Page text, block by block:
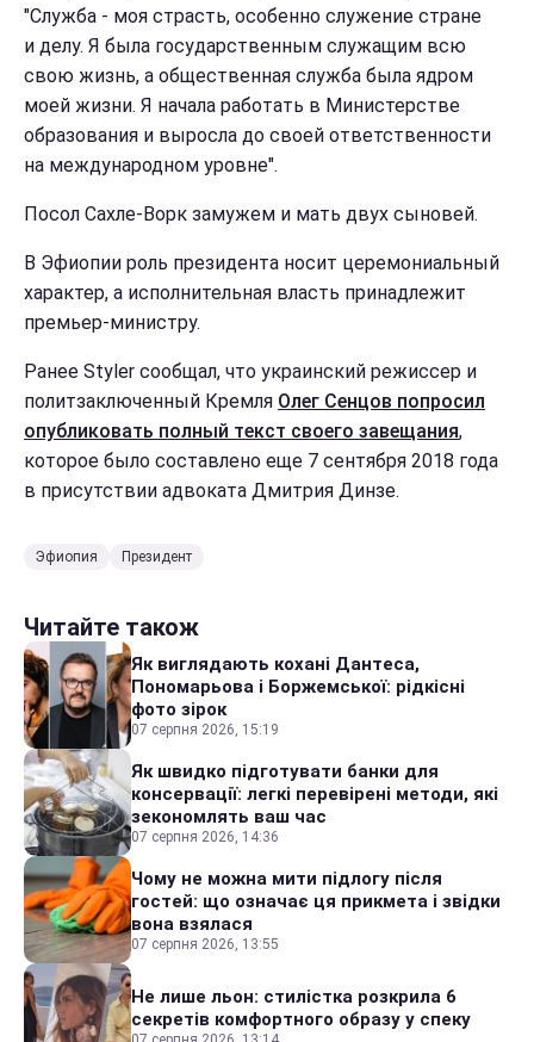
"Служба - моя страсть, особенно служение стране
и делу. Я была государственным служащим всю
свою жизнь, а общественная служба была ядром
моей жизни. Я начала работать в Министерстве
образования и выросла до своей ответственности
на международном уровне".
Посол Сахле-Ворк замужем и мать двух сыновей.
В Эфиопии роль президента носит церемониальный
характер, а исполнительная власть принадлежит
премьер-министру.
Ранее Styler сообщал, что украинский режиссер и
политзаключенный Кремля Олег Сенцов попросил
опубликовать полный текст своего завещания,
которое было составлено еще 7 сентября 2018 года
в присутствии адвоката Дмитрия Динзе.
Эфиопия Президент
Читайте також
Як виглядають кохані Дантеса,
Пономарьова і Боржемської: рідкісні
фото зірок
07 серпня 2026, 15:19
Як швидко підготувати банки для
консервації: легкі перевірені методи, які
зекономлять ваш час
07 серпня 2026, 14:36
Чому не можна мити підлогу після
гостей: що означає ця прикмета і звідки
вона взялася
07 серпня 2026, 13:55
Не лише льон: стилістка розкрила 6
секретів комфортного образу у спеку